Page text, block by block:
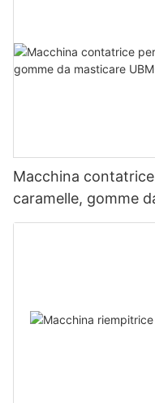
Macchina
caramelle, gomme